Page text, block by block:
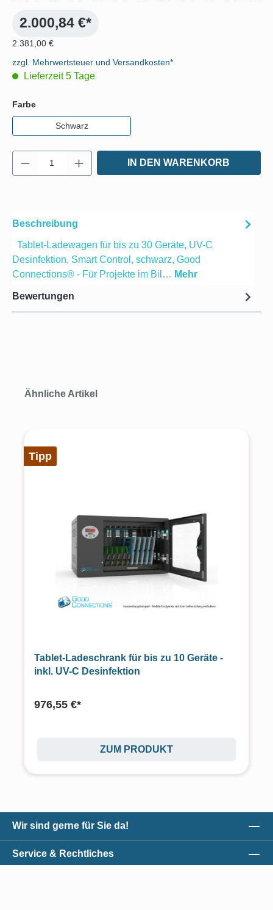
2.000,84 €*
2.381,00 €
zzgl. Mehrwertsteuer und Versandkosten*
Lieferzeit 5 Tage
Farbeauswählen
Schwarz
Produkt Anzahl: Gib den gewünschten
IN DEN WARENKORB
Beschreibung
Tablet-Ladewagen für bis zu 30 Geräte, UV-C
Desinfektion, Smart Control, schwarz, Good
Connections® - Für Projekte im Bil… Mehr
Bewertungen
Produktgalerie überspringen
Ähnliche Artikel
Tipp
Tablet-Ladeschrank für bis zu 10 Geräte -
inkl. UV-C Desinfektion
976,55 €*
ZUM PRODUKT
Wir sind gerne für Sie da!
Service & Rechtliches